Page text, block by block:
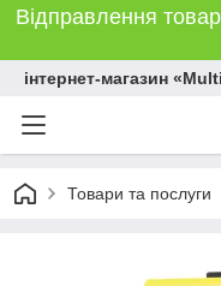
Відправлення
інтернет-магазин
Товари та послуги